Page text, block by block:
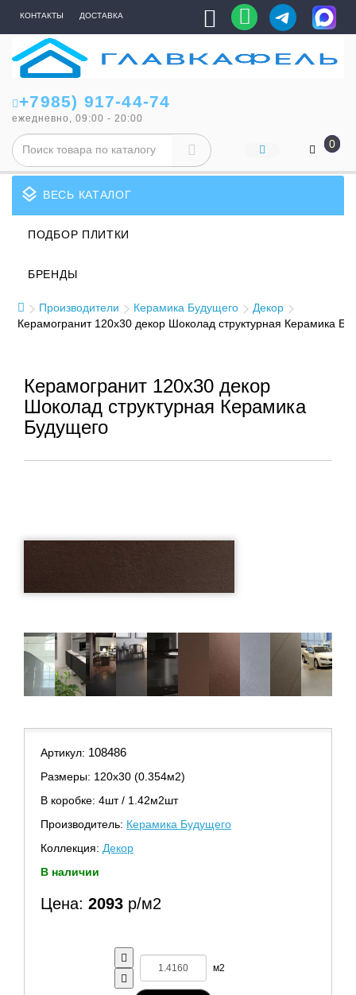
КОНТАКТЫ ДОСТАВКА
+7985) 917-44-74
ежедневно, 09:00 - 20:00
0
layers ВЕСЬ КАТАЛОГ
ПОДБОР ПЛИТКИ
БРЕНДЫ
Производители Керамика Будущего
Декор
Керамогранит 120x30 декор Шоколад структурная Керамика
Керамогранит 120x30 декор
Шоколад структурная Керамика
Будущего
Артикул: 108486
Размеры: 120х30 (0.354м2)
В коробке: 4шт / 1.42м2шт
Производитель: Керамика Будущего
Коллекция: Декор
В наличии
Цена: 2093 р/м2
м2